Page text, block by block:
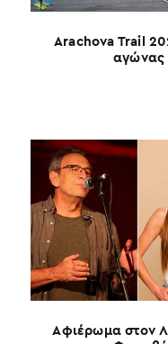
Arachova Trail
αγώνας
Αφιέρωμα στον